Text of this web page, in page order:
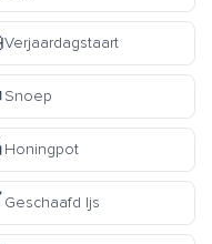
Verjaardagstaart
Snoep
Honingpot
Geschaafd Ijs